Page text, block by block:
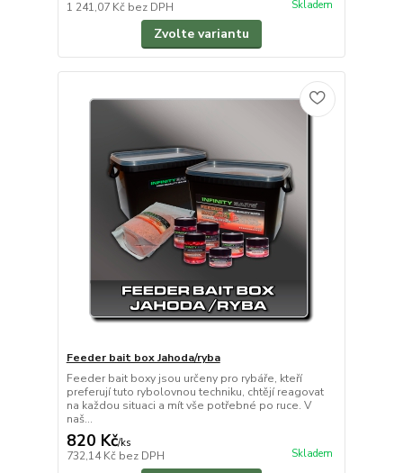
1 241,07 Kč bez DPH Skladem
Zvolte variantu
Feeder bait box Jahoda/ryba
Feeder bait boxy jsou určeny pro rybáře, kteří
preferují tuto rybolovnou techniku, chtějí reagovat
na každou situaci a mít vše potřebné po ruce. V
naš...
820 Kč/ks
732,14 Kč bez DPH Skladem